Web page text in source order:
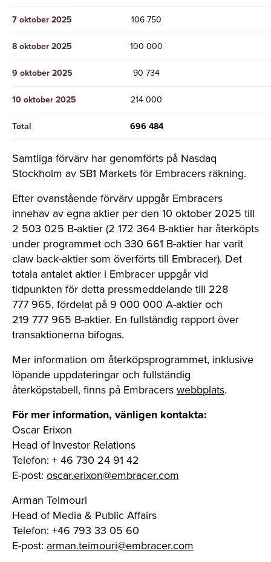
7 oktober 2025 106 750
8 oktober 2025 100 000
9 oktober 2025 90 734
10 oktober 2025 214 000
Total 696 484
Samtliga förvärv har genomförts på Nasdaq
Stockholm av SB1 Markets för Embracers räkning.
Efter ovanstående förvärv uppgår Embracers
innehav av egna aktier per den 10 oktober 2025 till
2 503 025 B-aktier (2 172 364 B-aktier har återköpts
under programmet och 330 661 B-aktier har varit
claw back-aktier som överförts till Embracer). Det
totala antalet aktier i Embracer uppgår vid
tidpunkten för detta pressmeddelande till 228
777 965, fördelat på 9 000 000 A-aktier och
219 777 965 B-aktier. En fullständig rapport över
transaktionerna bifogas.
Mer information om återköpsprogrammet, inklusive
löpande uppdateringar och fullständig
återköpstabell, finns på Embracerswebbplats.
För mer information, vänligen kontakta:
Oscar Erixon
Head of Investor Relations
Telefon: + 46 730 24 91 42
E-post: oscar.erixon@embracer.com
Arman Teimouri
Head of Media & Public Affairs
Telefon: +46 793 33 05 60
E-post: arman.teimouri@embracer.com